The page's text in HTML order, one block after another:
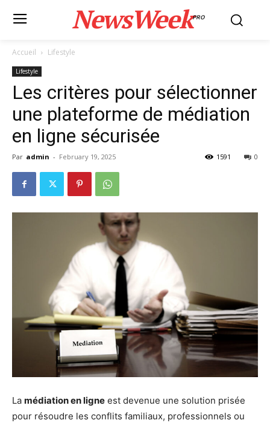
NewsWeekPRO
Accueil Lifestyle
Lifestyle
Les critères pour sélectionner
une plateforme de médiation
en ligne sécurisée
Par admin - February 19, 2025 0
1591
La médiation en ligne est devenue une solution prisée
pour résoudre les conflits familiaux, professionnels ou